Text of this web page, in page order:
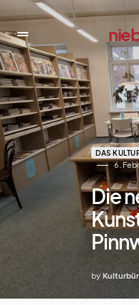
dadadada
DAS
6.
Die
by